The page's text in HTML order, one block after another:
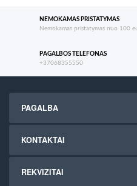
NEMOKAMAS PRISTATYMAS
Nemokamas pristatymas nuo 100
PAGALBOS TELEFONAS
+37068355550
PAGALBA
KONTAKTAI
REKVIZITAI